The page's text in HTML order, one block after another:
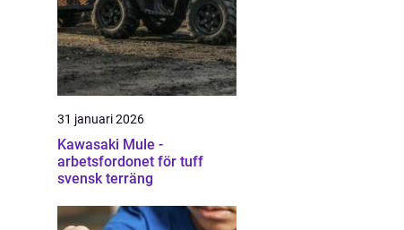
31 januari 2026
Kawasaki Mule -
arbetsfordonet för tuff
svensk terräng